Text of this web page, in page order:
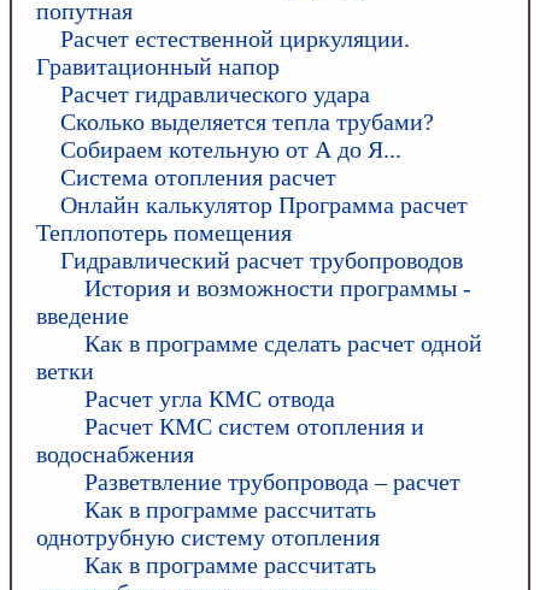
попутная
Расчет естественной циркуляции.
Гравитационный напор
Расчет гидравлического удара
Сколько выделяется тепла трубами?
Собираем котельную от А до Я...
Система отопления расчет
Онлайн калькулятор Программа расчет
Теплопотерь помещения
Гидравлический расчет трубопроводов
История и возможности программы -
введение
Как в программе сделать расчет одной
ветки
Расчет угла КМС отвода
Расчет КМС систем отопления и
водоснабжения
Разветвление трубопровода – расчет
Как в программе рассчитать
однотрубную систему отопления
Как в программе рассчитать